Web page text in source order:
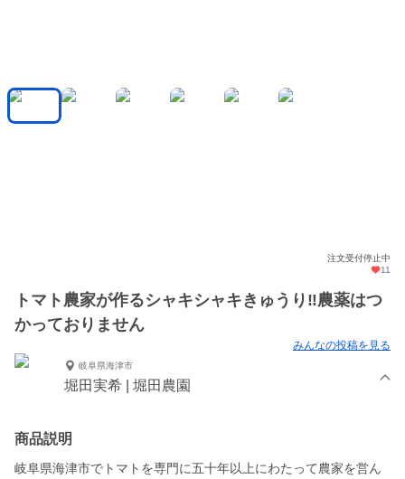
注文受付停止中
11
トマト農家が作るシャキシャキきゅうり‼︎農薬はつ
かっておりません
みんなの投稿を見る
岐阜県海津市
堀田実希 | 堀田農園
商品説明
岐阜県海津市でトマトを専門に五十年以上にわたって農家を営ん